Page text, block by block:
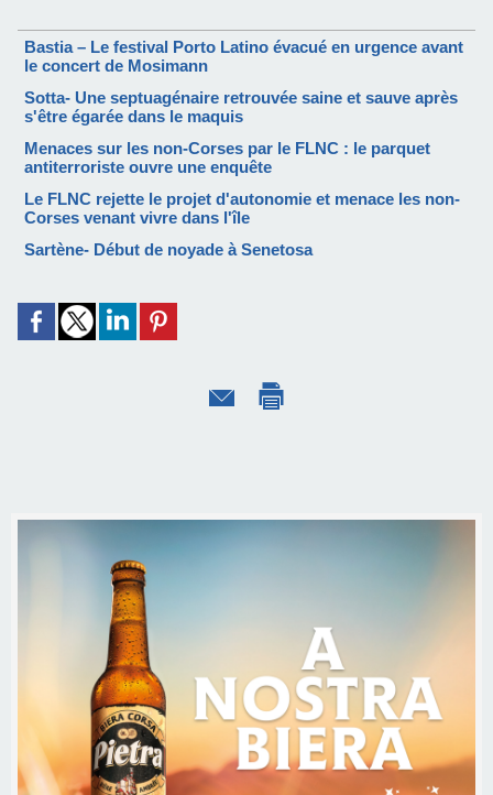
Bastia – Le festival Porto Latino évacué en urgence avant
le concert de Mosimann
Sotta- Une septuagénaire retrouvée saine et sauve après
s'être égarée dans le maquis
Menaces sur les non-Corses par le FLNC : le parquet
antiterroriste ouvre une enquête
Le FLNC rejette le projet d'autonomie et menace les non-
Corses venant vivre dans l'île
Sartène- Début de noyade à Senetosa